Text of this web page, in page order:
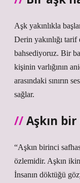
Aşk yakınlıkla
Derin yakınlığı
bahsediyoruz. Bir
kişinin varlığının
arasındaki sınırın
sağlar.
Aşkın
“Aşkın birinci
özlemidir. Aşkın
İnsanın döktüğü